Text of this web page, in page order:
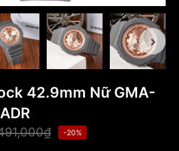
42.9mm Nữ GMA-
-20%